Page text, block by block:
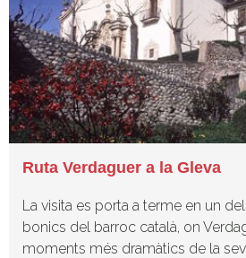
Ruta Verdaguer a la Gleva
La visita es porta a terme en un
bonics del barroc català, on
moments més dramàtics de la